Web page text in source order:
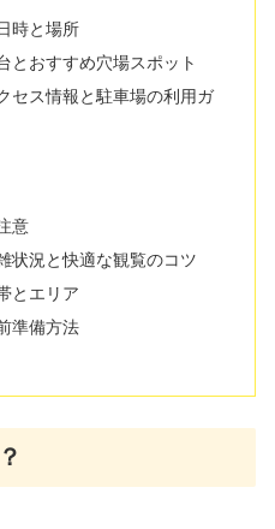
時と場所
とおすすめ穴場スポット
セス情報と駐車場の利用ガ
意
状況と快適な観覧のコツ
とエリア
準備方法